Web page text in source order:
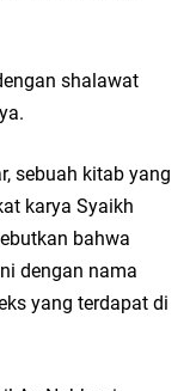
shalawat
sebuah kitab yang
karya Syaikh
bahwa
dengan nama
yang terdapat di